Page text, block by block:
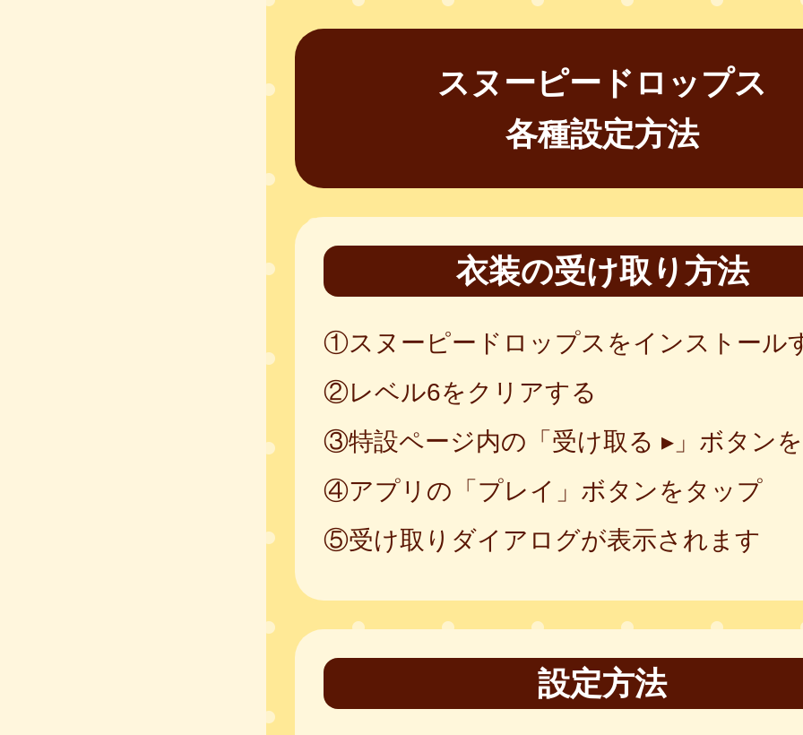
スヌーピードロップス
各種設定方法
衣装の受け取り方法
①スヌーピードロップスをインストール
②レベル6をクリアする
③特設ページ内の「受け取る ▸」ボタン
④アプリの「プレイ」ボタンをタップ
⑤受け取りダイアログが表示されます
設定方法